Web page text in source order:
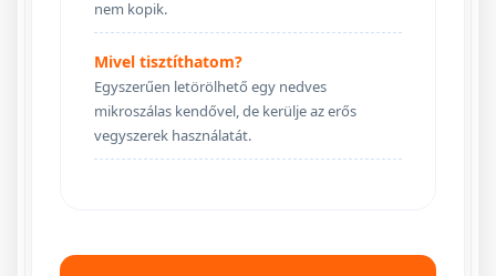
nem kopik.
Mivel tisztíthatom?
Egyszerűen letörölhető egy nedves
mikroszálas kendővel, de kerülje az erős
vegyszerek használatát.